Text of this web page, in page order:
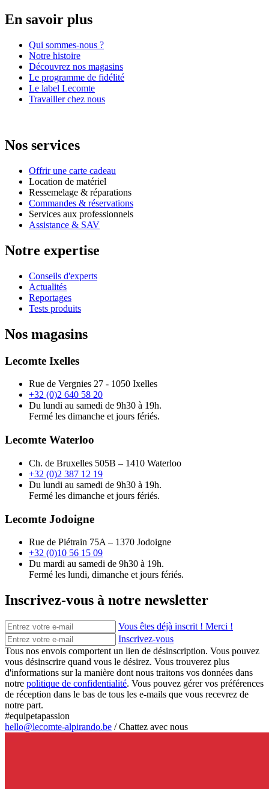
En savoir plus
Qui sommes-nous ?
Notre histoire
Découvrez nos magasins
Le programme de fidélité
Le label Lecomte
Travailler chez nous
Nos services
Offrir une carte cadeau
Location de matériel
Ressemelage & réparations
Commandes & réservations
Services aux professionnels
Assistance & SAV
Notre expertise
Conseils d'experts
Actualités
Reportages
Tests produits
Nos magasins
Lecomte Ixelles
Rue de Vergnies 27 - 1050 Ixelles
+32 (0)2 640 58 20
Du lundi au samedi de 9h30 à 19h.
Fermé les dimanche et jours fériés.
Lecomte Waterloo
Ch. de Bruxelles 505B – 1410 Waterloo
+32 (0)2 387 12 19
Du lundi au samedi de 9h30 à 19h.
Fermé les dimanche et jours fériés.
Lecomte Jodoigne
Rue de Piétrain 75A – 1370 Jodoigne
+32 (0)10 56 15 09
Du mardi au samedi de 9h30 à 19h.
Fermé les lundi, dimanche et jours fériés.
Inscrivez-vous à notre newsletter
Vous êtes déjà inscrit ! Merci !
Inscrivez-vous
Tous nos envois comportent un lien de désinscription. Vous pouvez
vous désinscrire quand vous le désirez. Vous trouverez plus
d'informations sur la manière dont nous traitons vos données dans
notre politique de confidentialité. Vous pouvez gérer vos préférences
de réception dans le bas de tous les e-mails que vous recevrez de
notre part.
#equipetapassion
hello@lecomte-alpirando.be /Chattez avec nous